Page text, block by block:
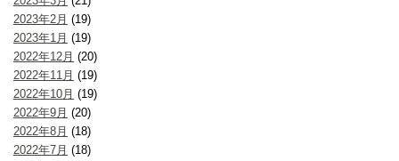
2023年2月 (19)
2023年1月 (19)
2022年12月 (20)
2022年11月 (19)
2022年10月 (19)
2022年9月 (20)
2022年8月 (18)
2022年7月 (18)